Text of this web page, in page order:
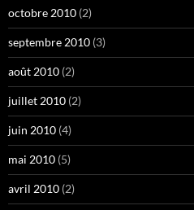
octobre 2010 (2)
septembre 2010 (3)
août 2010 (2)
juillet 2010 (2)
juin 2010 (4)
mai 2010 (5)
avril 2010 (2)